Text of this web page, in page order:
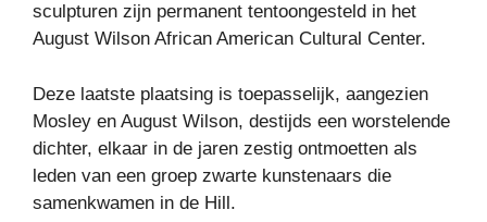
sculpturen zijn permanent tentoongesteld in het
August Wilson African American Cultural Center.
Deze laatste plaatsing is toepasselijk, aangezien
Mosley en August Wilson, destijds een worstelende
dichter, elkaar in de jaren zestig ontmoetten als
leden van een groep zwarte kunstenaars die
samenkwamen in de Hill.